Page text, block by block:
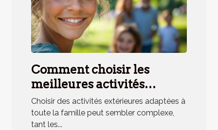
Comment choisir les
meilleures activités
extérieures pour toute la
famille ?
Choisir des activités extérieures adaptées à
toute la famille peut sembler complexe,
tant les...